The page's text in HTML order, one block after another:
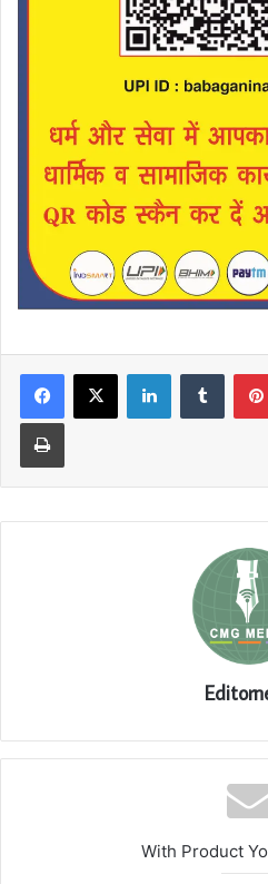
LinkedIn
Print
With Product